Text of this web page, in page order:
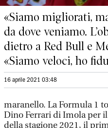
«Siamo migliorati,
da dove veniamo.
dietro a Red Bull e
«Siamo veloci, ho
16 aprile 2021 03:48
maranello. La Formula 1
Dino Ferrari di Imola per
della stagione 2021, il